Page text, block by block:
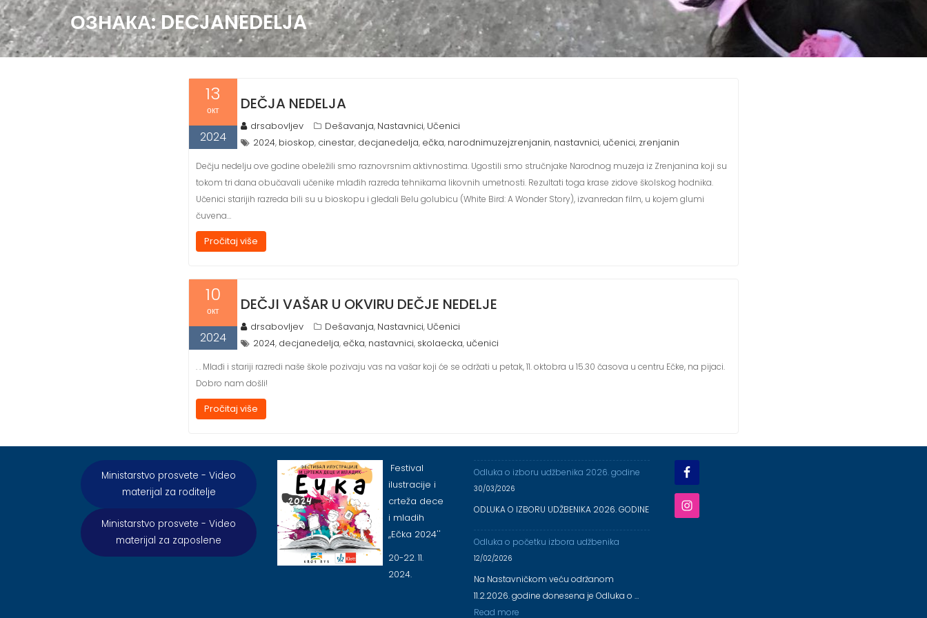
ОЗНАКА:DECJANEDELJA
13
окт
2024
DEČJA NEDELJA
drsabovljev Dešavanja, Nastavnici, Učenici
2024, bioskop, cinestar, decjanedelja, ečka, narodnimuzejzrenjanin, nastavnici, učenici, zrenjanin
Dečju nedelju ove godine obeležili smo raznovrsnim aktivnostima. Ugostili smo stručnjake Narodnog muzeja iz Zrenjanina koji su
tokom tri dana obučavali učenike mlađih razreda tehnikama likovnih umetnosti. Rezultati toga krase zidove školskog hodnika.
Učenici starijih razreda bili su u bioskopu i gledali Belu golubicu (White Bird: A Wonder Story), izvanredan film, u kojem glumi
čuvena…
Pročitaj više
10
окт
2024
DEČJI VAŠAR U OKVIRU DEČJE NEDELJE
drsabovljev Dešavanja, Nastavnici, Učenici
2024, decjanedelja, ečka, nastavnici, skolaecka, učenici
. . Mlađi i stariji razredi naše škole pozivaju vas na vašar koji će se održati u petak, 11. oktobra u 15.30 časova u centru Ečke, na pijaci.
Dobro nam došli!
Pročitaj više
Ministarstvo prosvete - Video
materijal za roditelje
Ministarstvo prosvete - Video
materijal za zaposlene
Festival
ilustracije i
crteža dece
i mladih
,,Ečka 2024''
20-22. 11.
2024.
Odluka o izboru udžbenika 2026. godine
30/03/2026
ODLUKA O IZBORU UDŽBENIKA 2026. GODINE
Odluka o početku izbora udžbenika
12/02/2026
Na Nastavničkom veću održanom
11.2.2026. godine donesena je Odluka o …
Read more